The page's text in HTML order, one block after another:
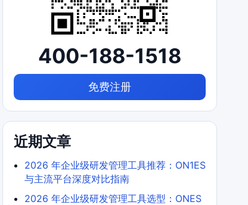
400-188-1518
免费注册
近期文章
2026 年企业级研发管理工具推荐：ON1ES
与主流平台深度对比指南
2026 年企业级研发管理工具选型：ONES